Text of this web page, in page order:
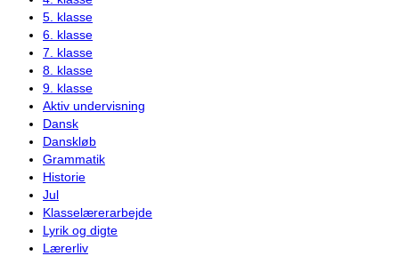
5. klasse
6. klasse
7. klasse
8. klasse
9. klasse
Aktiv undervisning
Dansk
Danskløb
Grammatik
Historie
Jul
Klasselærerarbejde
Lyrik og digte
Lærerliv